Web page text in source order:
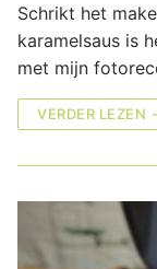
Schrikt het
karamelsaus is
met mijn
VERDER LEZEN